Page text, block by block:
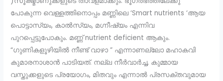
പോകുന്ന വെള്ളത്തിനൊപ്പം മണ്ണിലെ ‘Smart nutrients ‘ആയ
പൊട്ടാസ്യം, കാൽസ്യം, മഗ്നീഷ്യം എന്നിവ
പുറപ്പെട്ടുപോകും. മണ്ണ് nutrient deficient ആകും.
“ഗുണികളൂഴിയിൽ നീണ്ട് വാഴാ ” എന്നാണല്ലോ മഹാകവി
കുമാരനാശാൻ പാടിയത്. നല്ല നീർവാർച്ച, കുമ്മായ
വസ്തുക്കളുടെ പ്രയോഗം, മിതവും എന്നാൽ പ്രസക്തവുമായ